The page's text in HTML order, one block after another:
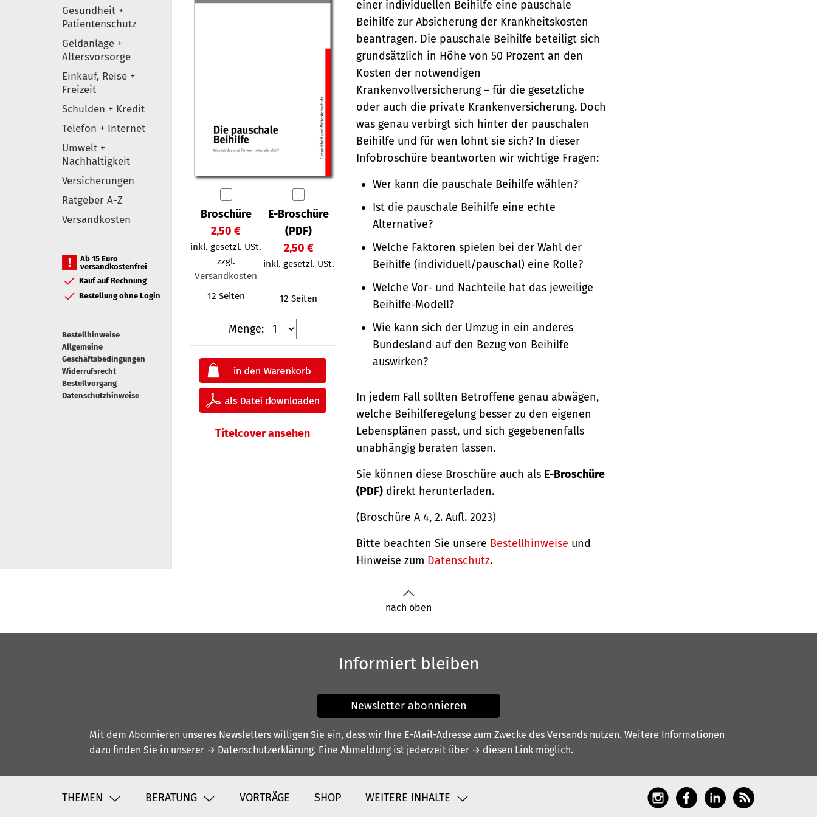
Gesundheit +
Patientenschutz
Geldanlage +
Altersvorsorge
Einkauf, Reise +
Freizeit
Schulden + Kredit
Telefon + Internet
Umwelt +
Nachhaltigkeit
Versicherungen
Ratgeber A-Z
Versandkosten
Ab 15 Euro
versandkostenfrei
Kauf auf Rechnung
Bestellung ohne Login
Bestellhinweise
Allgemeine
Geschäftsbedingungen
Widerrufsrecht
Bestellvorgang
Datenschutzhinweise
Broschüre
2,50 €
inkl. gesetzl. USt.
zzgl.
Versandkosten
12 Seiten
E-Broschüre
(PDF)
2,50 €
inkl. gesetzl. USt.
12 Seiten
Menge:
Titelcover ansehen
einer individuellen Beihilfe eine pauschale
Beihilfe zur Absicherung der Krankheitskosten
beantragen. Die pauschale Beihilfe beteiligt sich
grundsätzlich in Höhe von 50 Prozent an den
Kosten der notwendigen
Krankenvollversicherung – für die gesetzliche
oder auch die private Krankenversicherung. Doch
was genau verbirgt sich hinter der pauschalen
Beihilfe und für wen lohnt sie sich? In dieser
Infobroschüre beantworten wir wichtige Fragen:
Wer kann die pauschale Beihilfe wählen?
Ist die pauschale Beihilfe eine echte
Alternative?
Welche Faktoren spielen bei der Wahl der
Beihilfe (individuell/pauschal) eine Rolle?
Welche Vor- und Nachteile hat das jeweilige
Beihilfe-Modell?
Wie kann sich der Umzug in ein anderes
Bundesland auf den Bezug von Beihilfe
auswirken?
In jedem Fall sollten Betroffene genau abwägen,
welche Beihilferegelung besser zu den eigenen
Lebensplänen passt, und sich gegebenenfalls
unabhängig beraten lassen.
Sie können diese Broschüre auch als E-Broschüre
(PDF) direkt herunterladen.
(Broschüre A 4, 2. Aufl. 2023)
Bitte beachten Sie unsere Bestellhinweise und
Hinweise zum Datenschutz.
nach oben
Informiert bleiben
Newsletter abonnieren
Mit dem Abonnieren unseres Newsletters willigen Sie ein, dass wir Ihre E-Mail-Adresse zum Zwecke des Versands nutzen. Weitere Informationen
dazu finden Sie in unserer → Datenschutzerklärung. Eine Abmeldung ist jederzeit über → diesen Link möglich.
THEMEN BERATUNG VORTRÄGE SHOP WEITERE INHALTE